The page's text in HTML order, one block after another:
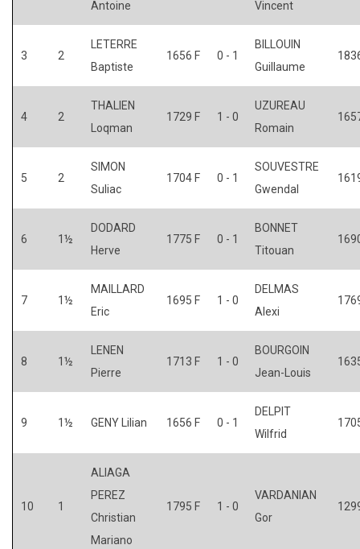
Antoine
Vincent
3 2
LETERRE
Baptiste
1656 F 0 - 1
BILLOUIN
Guillaume
4 2
THALIEN
Loqman
1729 F 1 - 0
UZUREAU
Romain
5 2
SIMON
Suliac
1704 F 0 - 1
SOUVESTRE
Gwendal
6 1½
DODARD
Herve
1775 F 0 - 1
BONNET
Titouan
7 1½
MAILLARD
Eric
1695 F 1 - 0
DELMAS
Alexi
8 1½
LENEN
Pierre
1713 F 1 - 0
BOURGOIN
Jean-Louis
9 1½ GENY Lilian 1656 F 0 - 1
DELPIT
Wilfrid
10 1
ALIAGA
PEREZ
Christian
Mariano
1795 F 1 - 0
VARDANIAN
Gor